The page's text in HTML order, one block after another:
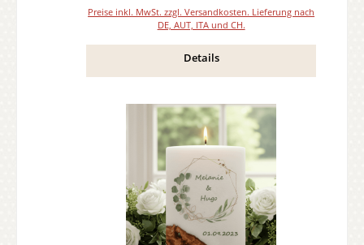
Preise inkl. MwSt. zzgl. Versandkosten. Lieferung nach
DE, AUT, ITA und CH.
Details